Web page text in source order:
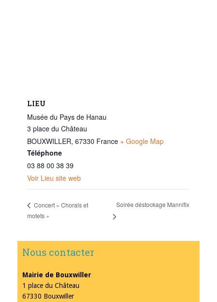
LIEU
Musée du Pays de Hanau
3 place du Château
BOUXWILLER, 67330 France + Google Map
Téléphone
03 88 00 38 39
Voir Lieu site web
Concert « Chorals et
motets »
Soirée déstockage Mannifix
Nous contacter
Mairie de Bouxwiller
1 place du Château
67330 Bouxwiller